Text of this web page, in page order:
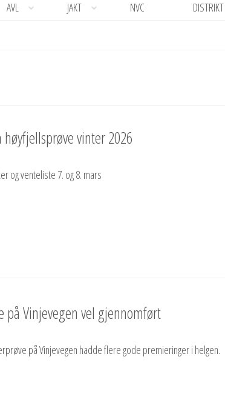
AVL JAKT NVC DISTRIKT
høyfjellsprøve vinter 2026
og venteliste 7. og 8. mars
på Vinjevegen vel gjennomført
på Vinjevegen hadde flere gode premieringer i helgen.